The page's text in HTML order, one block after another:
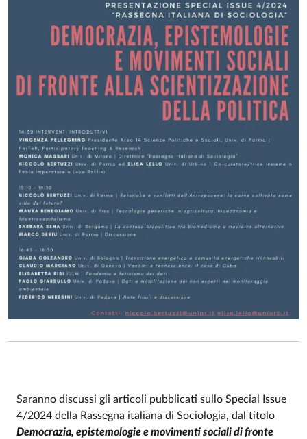
Event description
Saranno discussi gli articoli pubblicati sullo Special Issue
4/2024 della Rassegna italiana di Sociologia, dal titolo
Democrazia, epistemologie e movimenti sociali di fronte